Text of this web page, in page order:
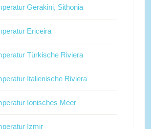
Gerakini, Sithonia
Ericeira
Türkische Riviera
Italienische Riviera
Ionisches Meer
Izmir